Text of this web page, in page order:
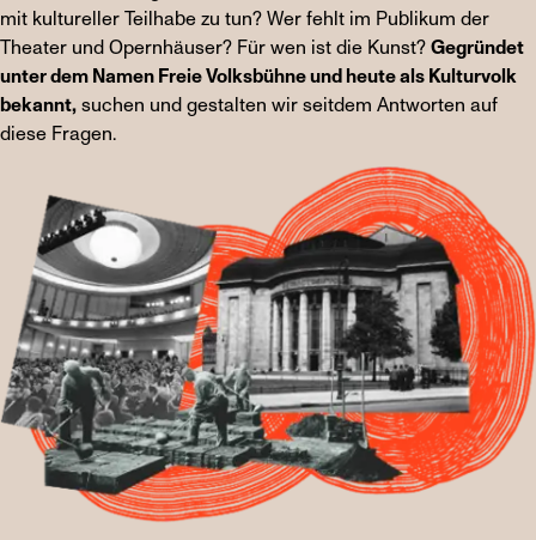
mit kultureller Teilhabe zu tun? Wer fehlt im Publikum der
Theater und Opernhäuser? Für wen ist die Kunst?Gegründet
unter dem Namen Freie Volksbühne und heute als Kulturvolk
bekannt,suchen und gestalten wir seitdem Antworten auf
diese Fragen.